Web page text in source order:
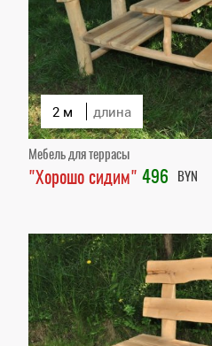
2 м длина
Мебель для террасы
"Хорошо сидим" 496 BYN